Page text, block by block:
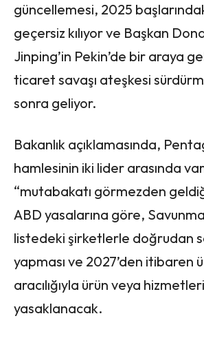
güncellemesi, 2025
geçersiz kılıyor ve Başkan
Jinping’in Pekin’de bir araya
ticaret savaşı ateşkesi
sonra geliyor.
Bakanlık açıklamasında,
hamlesinin iki lider arasında
“mutabakatı görmezden
ABD yasalarına göre, Savunma
listedeki şirketlerle doğrudan
yapması ve 2027’den itibaren
aracılığıyla ürün veya
yasaklanacak.